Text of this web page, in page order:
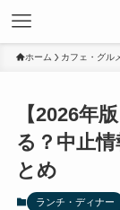
ホーム カフェ・グル
【2026年
る？中止
とめ
ランチ・ディナー